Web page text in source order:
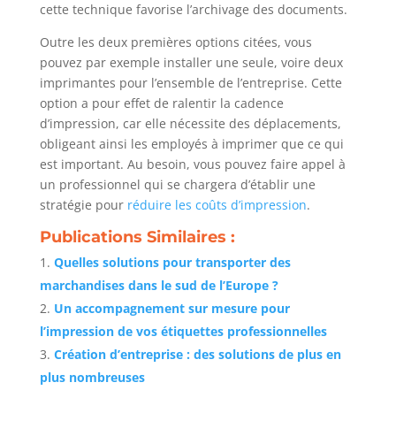
cette technique favorise l’archivage des documents.
Outre les deux premières options citées, vous
pouvez par exemple installer une seule, voire deux
imprimantes pour l’ensemble de l’entreprise. Cette
option a pour effet de ralentir la cadence
d’impression, car elle nécessite des déplacements,
obligeant ainsi les employés à imprimer que ce qui
est important. Au besoin, vous pouvez faire appel à
un professionnel qui se chargera d’établir une
stratégie pour réduire les coûts d’impression.
Publications Similaires :
Quelles solutions pour transporter des
marchandises dans le sud de l’Europe ?
Un accompagnement sur mesure pour
l’impression de vos étiquettes professionnelles
Création d’entreprise : des solutions de plus en
plus nombreuses